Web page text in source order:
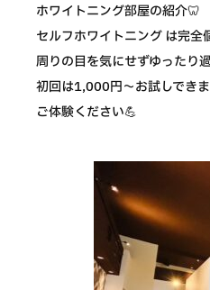
ホワイトニング部屋の紹介🦷
セルフホワイトニング は完全
周りの目を気にせずゆったり
初回は1,000円〜お試しできま
ご体験ください💪